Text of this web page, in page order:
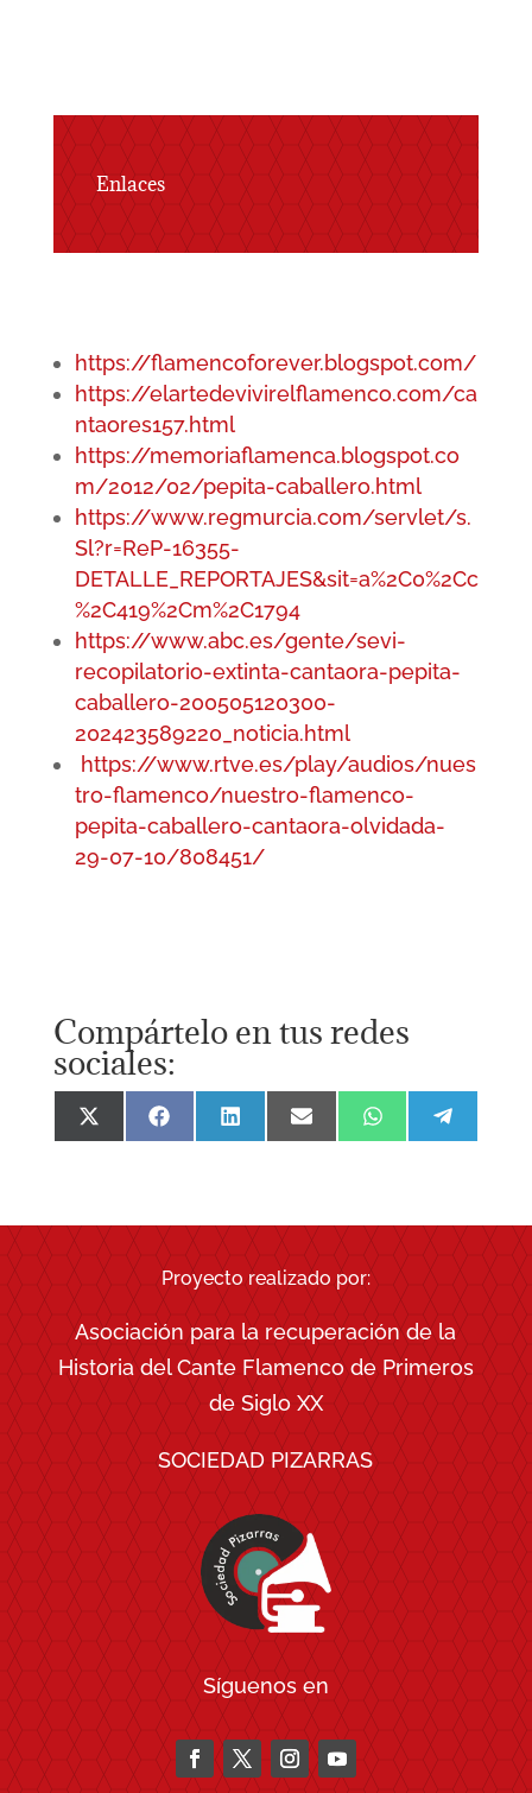
Enlaces
https://flamencoforever.blogspot.com/
https://elartedevivirelflamenco.com/ca
ntaores157.html
https://memoriaflamenca.blogspot.co
m/2012/02/pepita-caballero.html
https://www.regmurcia.com/servlet/s.
Sl?r=ReP-16355-
DETALLE_REPORTAJES&sit=a%2C0%2Cc
%2C419%2Cm%2C1794
https://www.abc.es/gente/sevi-
recopilatorio-extinta-cantaora-pepita-
caballero-200505120300-
202423589220_noticia.html
https://www.rtve.es/play/audios/nues
tro-flamenco/nuestro-flamenco-
pepita-caballero-cantaora-olvidada-
29-07-10/808451/
Compártelo en tus redes
sociales:
Compartir
en
Compartir
en
Compartir
en
Compartir
en
Compartir
en
en
Proyecto realizado por:
Asociación para la recuperación de la
Historia del Cante Flamenco de Primeros
de Siglo XX
SOCIEDAD PIZARRAS
Síguenos en